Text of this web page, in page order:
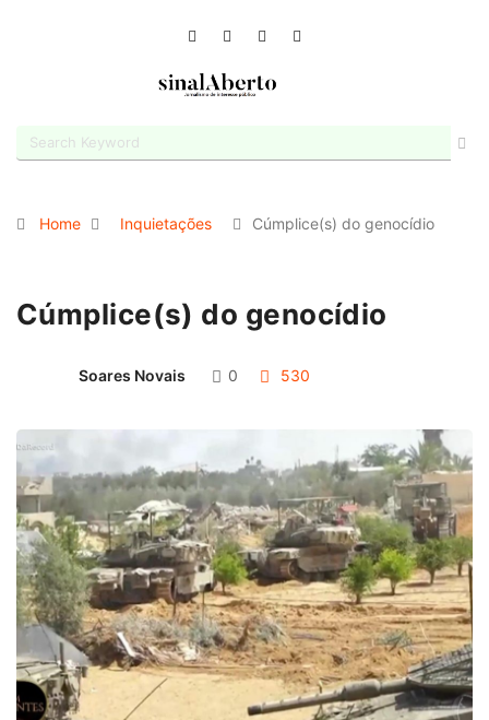
Home Inquietações Cúmplice(s) do genocídio
Cúmplice(s) do genocídio
Soares Novais 0 530